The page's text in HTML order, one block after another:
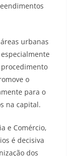
urbanas
o
para o
na capital.
e Comércio,
é decisiva
dos